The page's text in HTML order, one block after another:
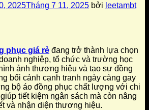
2025Tháng 7 11, 2025 bởi leetambt
phục giá rẻ đang trở thành lựa chọn
nghiệp, tổ chức và trường học
ảnh thương hiệu và tạo sự đồng
bối cảnh cạnh tranh ngày càng gay
bộ áo đồng phục chất lượng với chi
tiết kiệm ngân sách mà còn nâng
và nhận diện thương hiệu.